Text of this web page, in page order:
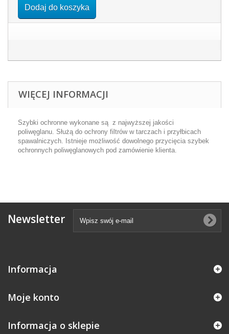
Dodaj do koszyka
WIĘCEJ INFORMACJI
Szybki ochronne wykonane są z najwyższej jakości
poliwęglanu. Służą do ochrony filtrów w tarczach i przyłbicach
spawalniczych. Istnieje możliwość dowolnego przycięcia szybek
ochronnych poliwęglanowych pod zamówienie klienta.
Newsletter
Informacja
Moje konto
Informacja o sklepie